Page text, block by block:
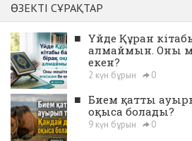
ӨЗЕКТІ СҰРАҚТАР
■ Үйде Құран
алмаймын. Оны
екен?
2 күн бұрын 0
■ Бием қатты
оқыса болады?
9 күн бұрын 0